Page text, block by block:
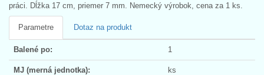
práci. Dĺžka 17 cm, priemer 7 mm. Nemecký výrobok, cena za 1 ks.
Parametre Dotaz na produkt
Balené po: 1
MJ (merná jednotka): ks